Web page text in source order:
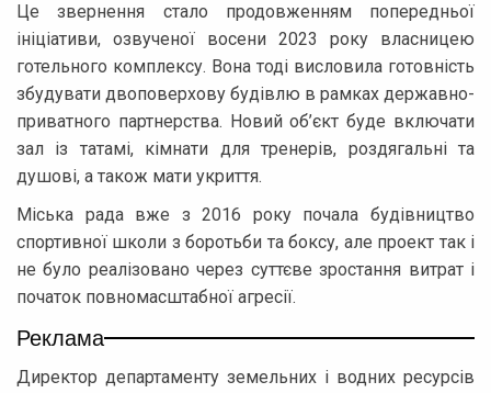
Це звернення стало продовженням попередньої
ініціативи, озвученої восени 2023 року власницею
готельного комплексу. Вона тоді висловила готовність
збудувати двоповерхову будівлю в рамках державно-
приватного партнерства. Новий об’єкт буде включати
зал із татамі, кімнати для тренерів, роздягальні та
душові, а також мати укриття.
Міська рада вже з 2016 року почала будівництво
спортивної школи з боротьби та боксу, але проект так і
не було реалізовано через суттєве зростання витрат і
початок повномасштабної агресії.
Реклама
Директор департаменту земельних і водних ресурсів